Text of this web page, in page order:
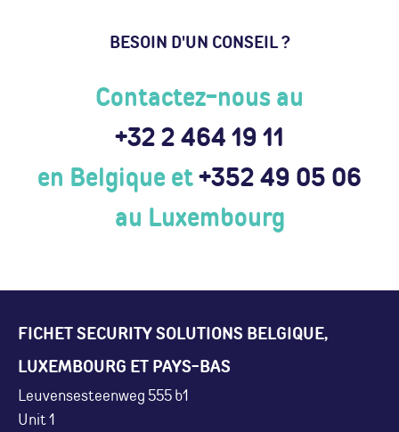
BESOIN D'UN CONSEIL ?
Contactez-nous au
+32 2 464 19 11
en Belgique et+352 49 05 06
au Luxembourg
FICHET SECURITY SOLUTIONS BELGIQUE,
LUXEMBOURG ET PAYS-BAS
Leuvensesteenweg 555 b1
Unit 1